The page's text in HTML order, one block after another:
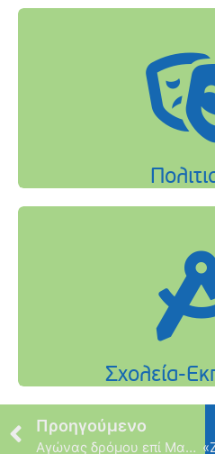
Προηγούμενο
Αγώνας δρόμου επί Μαραθώνιας διαδρομής